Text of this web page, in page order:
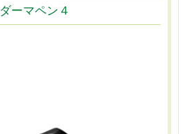
ダーマペン４